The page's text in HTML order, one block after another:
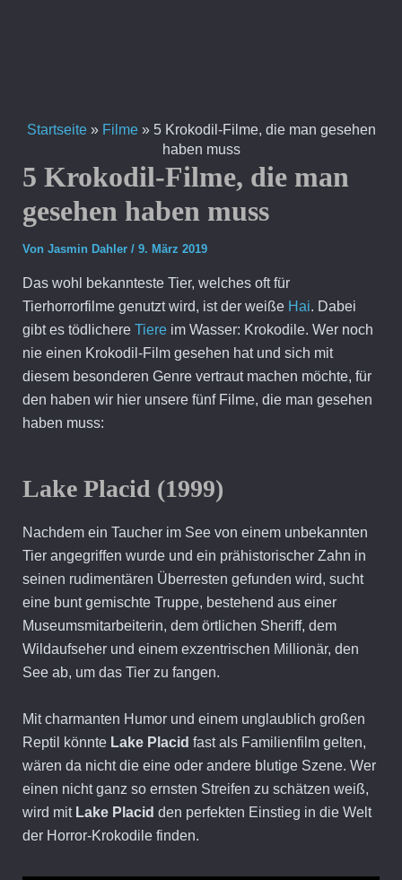
Startseite» Filme» 5 Krokodil-Filme, die man gesehen
haben muss
5 Krokodil-Filme, die man
gesehen haben muss
Von Jasmin Dahler / 9. März 2019
Das wohl bekannteste Tier, welches oft für
Tierhorrorfilme genutzt wird, ist der weiße Hai. Dabei
gibt es tödlichere Tiereim Wasser: Krokodile. Wer noch
nie einen Krokodil-Film gesehen hat und sich mit
diesem besonderen Genre vertraut machen möchte, für
den haben wir hier unsere fünf Filme, die man gesehen
haben muss:
Lake Placid (1999)
Nachdem ein Taucher im See von einem unbekannten
Tier angegriffen wurde und ein prähistorischer Zahn in
seinen rudimentären Überresten gefunden wird, sucht
eine bunt gemischte Truppe, bestehend aus einer
Museumsmitarbeiterin, dem örtlichen Sheriff, dem
Wildaufseher und einem exzentrischen Millionär, den
See ab, um das Tier zu fangen.
Mit charmanten Humor und einem unglaublich großen
Reptil könnte Lake Placid fast als Familienfilm gelten,
wären da nicht die eine oder andere blutige Szene. Wer
einen nicht ganz so ernsten Streifen zu schätzen weiß,
wird mitLake Placid den perfekten Einstieg in die Welt
der Horror-Krokodile finden.